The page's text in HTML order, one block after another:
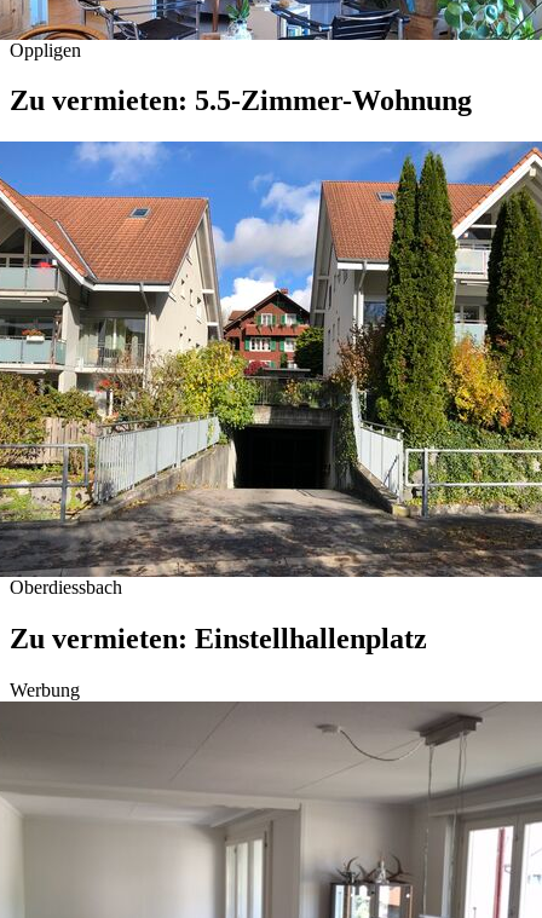
Oppligen
Zu vermieten: 5.5-Zimmer-Wohnung
Oberdiessbach
Zu vermieten: Einstellhallenplatz
Werbung